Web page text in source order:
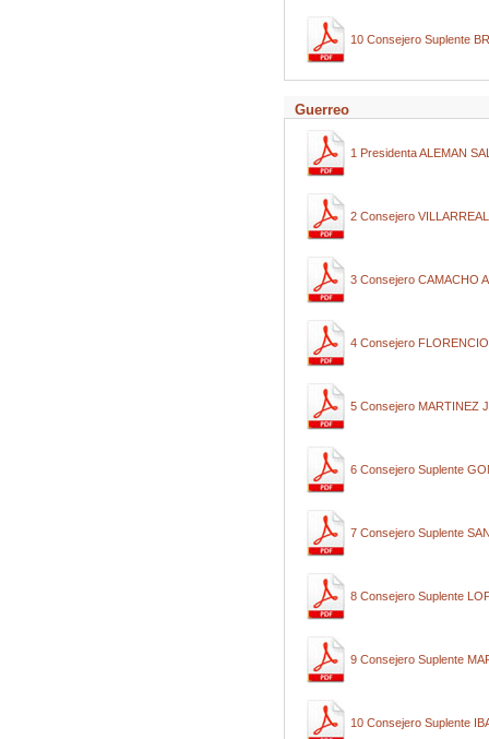
10 Consejero Suplente
Guerreo
1 Presidenta ALEMAN
2 Consejero
3 Consejero CAMACHO
4 Consejero
5 Consejero MARTINEZ
6 Consejero Suplente
7 Consejero Suplente
8 Consejero Suplente
9 Consejero Suplente
10 Consejero Suplente